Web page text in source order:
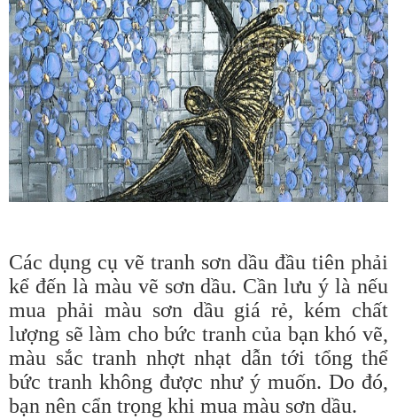
Các dụng cụ vẽ tranh sơn dầu đầu tiên phải
kể đến là màu vẽ sơn dầu. Cần lưu ý là nếu
mua phải màu sơn dầu giá rẻ, kém chất
lượng sẽ làm cho bức tranh của bạn khó vẽ,
màu sắc tranh nhợt nhạt dẫn tới tổng thể
bức tranh không được như ý muốn. Do đó,
bạn nên cẩn trọng khi mua màu sơn dầu.